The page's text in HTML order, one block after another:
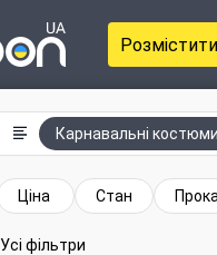
Карнавальні костюми
Ціна Стан
Усі фільтри